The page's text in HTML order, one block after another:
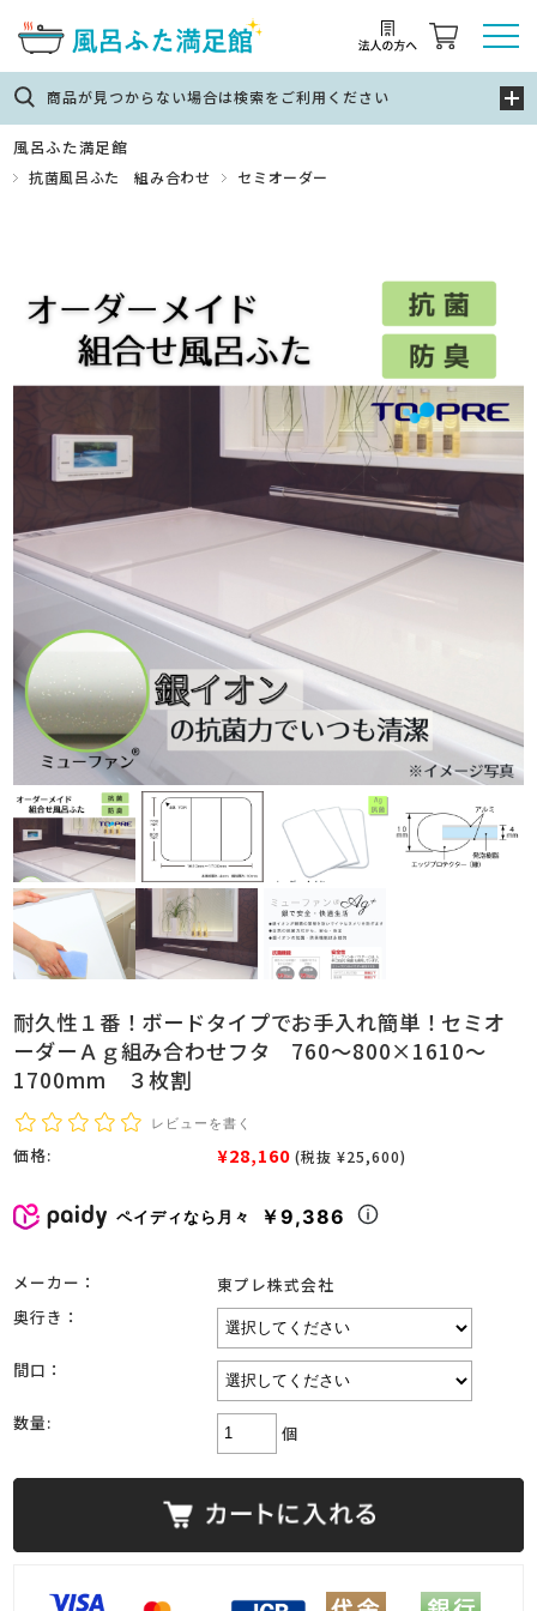
商品が見つからない場合は検索をご利用ください
風呂ふた満足館
抗菌風呂ふた 組み合わせ セミオーダー
耐久性１番！ボードタイプでお手入れ簡単！セミオ
ーダーＡｇ組み合わせフタ 760～800×1610～
1700mm ３枚割
レビューを書く
価格: ¥28,160 (税抜 ¥25,600)
ペイディなら月々 ￥9,386
メーカー：
東プレ株式会社
奥行き：
間口：
数量: 個